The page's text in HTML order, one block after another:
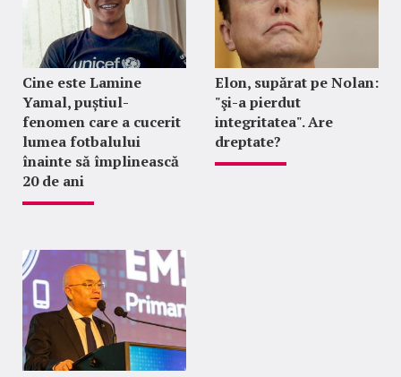
Cine este Lamine
Yamal, puștiul-
fenomen care a cucerit
lumea fotbalului
înainte să împlinească
20 de ani
Elon, supărat pe Nolan:
"şi-a pierdut
integritatea". Are
dreptate?